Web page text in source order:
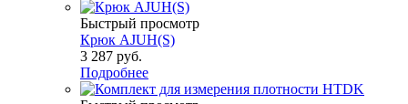
Быстрый просмотр
Крюк AJUH(S)
3 287 руб.
Подробнее